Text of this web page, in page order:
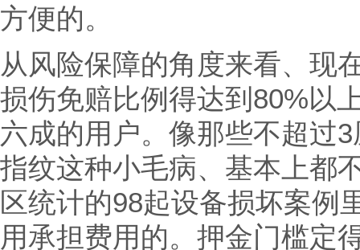
方便的。
从风险保障的角度来看、现
损伤免赔比例得达到80%以
六成的用户。像那些不超过
指纹这种小毛病、基本上都
区统计的98起设备损坏案例
用承担费用的。押金门槛定